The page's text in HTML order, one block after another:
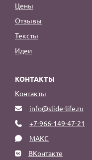
Цены
Отзывы
Тексты
Идеи
КОНТАКТЫ
Контакты
info@slide-life.ru
+7-966-149-47-21
МАКС
ВКонтакте